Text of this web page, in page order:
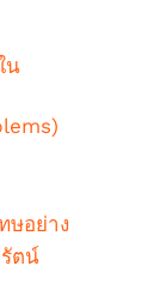
น
ษอย่าง
ตน์